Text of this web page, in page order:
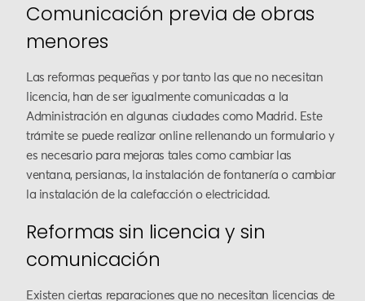
Comunicación previa de obras
menores
Las reformas pequeñas y por tanto las que no necesitan
licencia, han de ser igualmente comunicadas a la
Administración en algunas ciudades como Madrid. Este
trámite se puede realizar online rellenando un formulario y
es necesario para mejoras tales como cambiar las
ventana, persianas, la instalación de fontanería o cambiar
la instalación de la calefacción o electricidad.
Reformas sin licencia y sin
comunicación
Existen ciertas reparaciones que no necesitan licencias de